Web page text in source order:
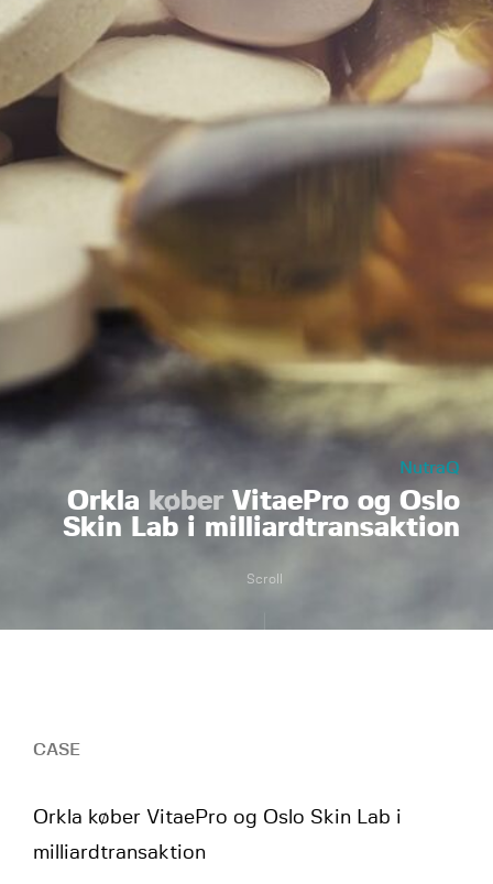
NutraQ
Orkla køberVitaePro og Oslo
Skin Lab i milliardtransaktion
Scroll
CASE
Orkla køber VitaePro og Oslo Skin Lab i
milliardtransaktion